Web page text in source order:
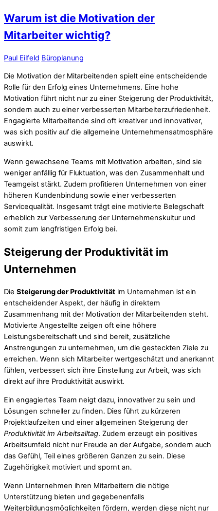
Warum ist die Motivation der
Mitarbeiter wichtig?
Paul Eilfeld Büroplanung
Die Motivation der Mitarbeitenden spielt eine entscheidende
Rolle für den Erfolg eines Unternehmens. Eine hohe
Motivation führt nicht nur zu einer Steigerung der Produktivität,
sondern auch zu einer verbesserten Mitarbeiterzufriedenheit.
Engagierte Mitarbeitende sind oft kreativer und innovativer,
was sich positiv auf die allgemeine Unternehmensatmosphäre
auswirkt.
Wenn gewachsene Teams mit Motivation arbeiten, sind sie
weniger anfällig für Fluktuation, was den Zusammenhalt und
Teamgeist stärkt. Zudem profitieren Unternehmen von einer
höheren Kundenbindung sowie einer verbesserten
Servicequalität. Insgesamt trägt eine motivierte Belegschaft
erheblich zur Verbesserung der Unternehmenskultur und
somit zum langfristigen Erfolg bei.
Steigerung der Produktivität im
Unternehmen
Die Steigerung der Produktivität im Unternehmen ist ein
entscheidender Aspekt, der häufig in direktem
Zusammenhang mit der Motivation der Mitarbeitenden steht.
Motivierte Angestellte zeigen oft eine höhere
Leistungsbereitschaft und sind bereit, zusätzliche
Anstrengungen zu unternehmen, um die gesteckten Ziele zu
erreichen. Wenn sich Mitarbeiter wertgeschätzt und anerkannt
fühlen, verbessert sich ihre Einstellung zur Arbeit, was sich
direkt auf ihre Produktivität auswirkt.
Ein engagiertes Team neigt dazu, innovativer zu sein und
Lösungen schneller zu finden. Dies führt zu kürzeren
Projektlaufzeiten und einer allgemeinen Steigerung der
Produktivität im Arbeitsalltag. Zudem erzeugt ein positives
Arbeitsumfeld nicht nur Freude an der Aufgabe, sondern auch
das Gefühl, Teil eines größeren Ganzen zu sein. Diese
Zugehörigkeit motiviert und spornt an.
Wenn Unternehmen ihren Mitarbeitern die nötige
Unterstützung bieten und gegebenenfalls
Weiterbildungsmöglichkeiten fördern, werden diese nicht nur